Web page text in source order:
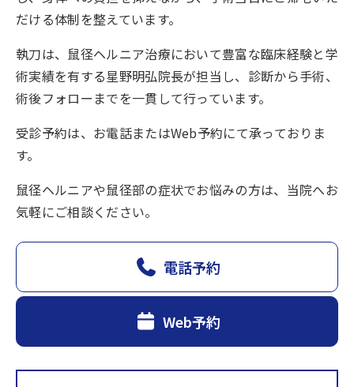
だける体制を整えています。
執刀は、鼠径ヘルニア治療において豊富な臨床経験と学
術実績を有する星野明弘院長が担当し、診断から手術、
術後フォローまでを一貫して行っています。
受診予約は、お電話またはWeb予約にて承っておりま
す。
鼠径ヘルニアや鼠径部の症状でお悩みの方は、当院へお
気軽にご相談ください。
電話予約
Web予約